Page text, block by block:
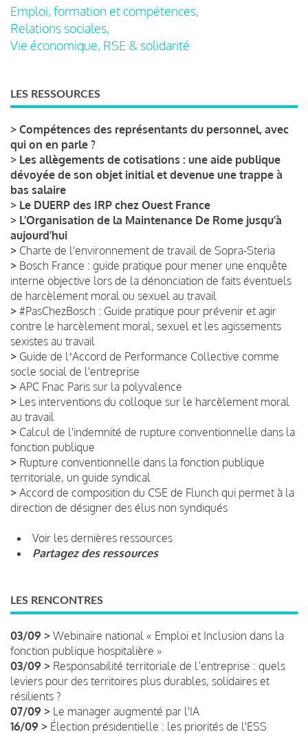
Emploi, formation et compétences,
Relations sociales,
Vie économique, RSE & solidarité
LES RESSOURCES
> Compétences des représentants du personnel, avec
qui on en parle ?
> Les allègements de cotisations : une aide publique
dévoyée de son objet initial et devenue une trappe à
bas salaire
> Le DUERP des IRP chez Ouest France
> L’Organisation de la Maintenance De Rome jusqu’à
aujourd’hui
> Charte de l'environnement de travail de Sopra-Steria
> Bosch France : guide pratique pour mener une enquête
interne objective lors de la dénonciation de faits éventuels
de harcèlement moral ou sexuel au travail
> #PasChezBosch : Guide pratique pour prévenir et agir
contre le harcèlement moral, sexuel et les agissements
sexistes au travail
> Guide de lʼAccord de Performance Collective comme
socle social de l'entreprise
> APC Fnac Paris sur la polyvalence
> Les interventions du colloque sur le harcèlement moral
au travail
> Calcul de l'indemnité de rupture conventionnelle dans la
fonction publique
> Rupture conventionnelle dans la fonction publique
territoriale, un guide syndical
> Accord de composition du CSE de Flunch qui permet à la
direction de désigner des élus non syndiqués
Voir les dernières ressources
Partagez des ressources
LES RENCONTRES
03/09 > Webinaire national « Emploi et Inclusion dans la
fonction publique hospitalière »
03/09 > Responsabilité territoriale de l’entreprise : quels
leviers pour des territoires plus durables, solidaires et
résilients ?
07/09 > Le manager augmenté par l'IA
16/09 > Élection présidentielle : les priorités de l'ESS